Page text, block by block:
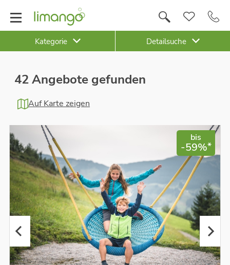
Kategorie Detailsuche
42 Angebote gefunden
Auf Karte zeigen
bis
-59%*